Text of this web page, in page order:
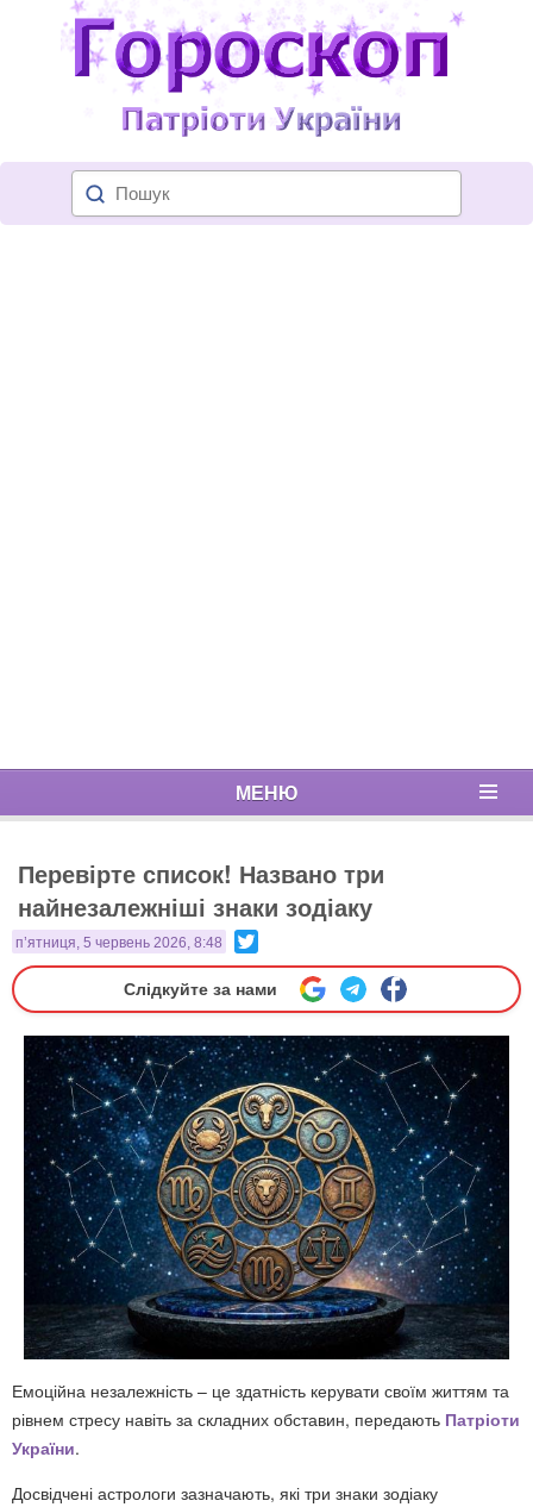
МЕНЮ
Перевірте список! Названо три
найнезалежніші знаки зодіаку
п’ятниця, 5 червень 2026, 8:48
Слідкуйте за нами
Емоційна незалежність – це здатність керувати своїм життям та
рівнем стресу навіть за складних обставин, передають Патріоти
України.
Досвідчені астрологи зазначають, які три знаки зодіаку